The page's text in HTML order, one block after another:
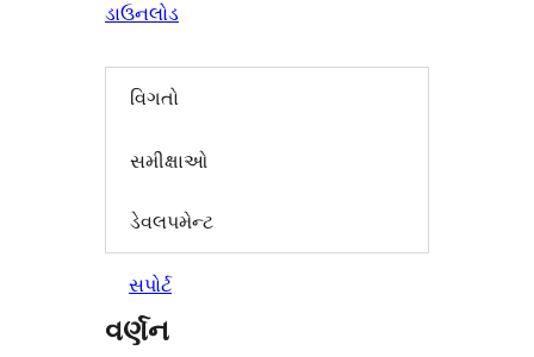
ડાઉનલોડ
વિગતો
સમીક્ષાઓ
ડેવલપમેન્ટ
સપોર્ટ
વર્ણન